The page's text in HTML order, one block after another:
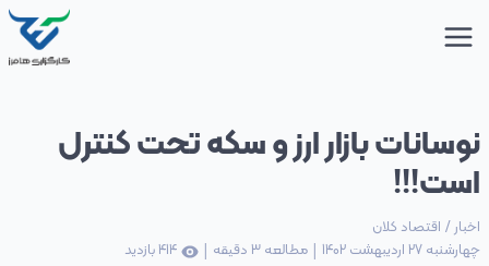
نوسانات بازار ارز و سکه تحت کنترل
است!!!
اخبار / اقتصاد کلان
چهارشنبه 27 اردیبهشت 1402
| مطالعه 3 دقیقه |
414بازدید